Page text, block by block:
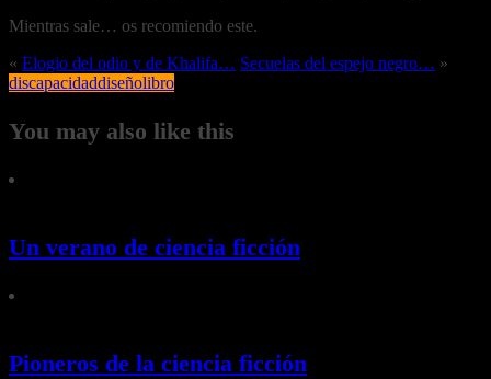
Mientras sale… os recomiendo este.
« Elogio del odio y de Khalifa… Secuelas del espejo negro… »
discapacidaddiseñolibro
You may also like this
Un verano de ciencia ficción
Pioneros de la ciencia ficción